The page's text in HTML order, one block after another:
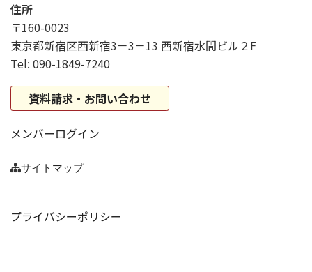
住所
〒160-0023
東京都新宿区西新宿3－3－13 西新宿水間ビル２F
Tel: 090-1849-7240
資料請求・お問い合わせ
メンバーログイン
サイトマップ
プライバシーポリシー